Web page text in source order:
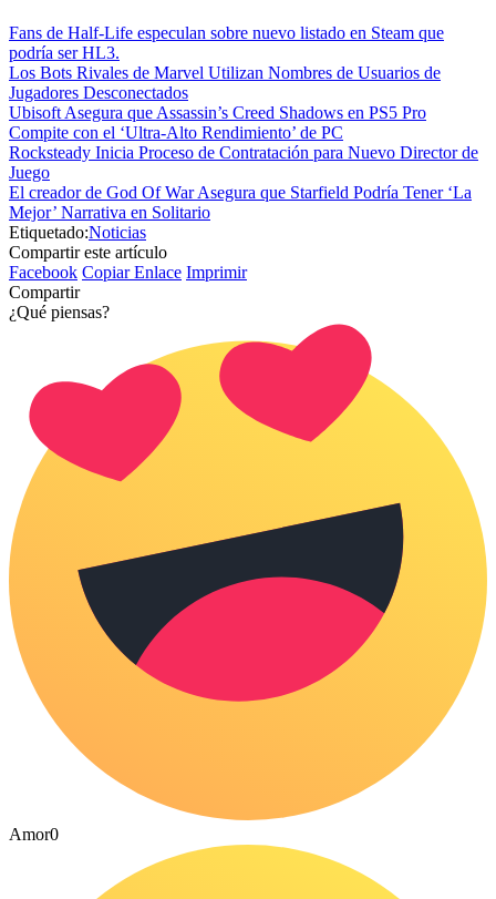
Fans de Half-Life especulan sobre nuevo listado en Steam que
podría ser HL3.
Los Bots Rivales de Marvel Utilizan Nombres de Usuarios de
Jugadores Desconectados
Ubisoft Asegura que Assassin’s Creed Shadows en PS5 Pro
Compite con el ‘Ultra-Alto Rendimiento’ de PC
Rocksteady Inicia Proceso de Contratación para Nuevo Director de
Juego
El creador de God Of War Asegura que Starfield Podría Tener ‘La
Mejor’ Narrativa en Solitario
Etiquetado:Noticias
Compartir este artículo
Facebook Copiar Enlace Imprimir
Compartir
¿Qué piensas?
Amor0